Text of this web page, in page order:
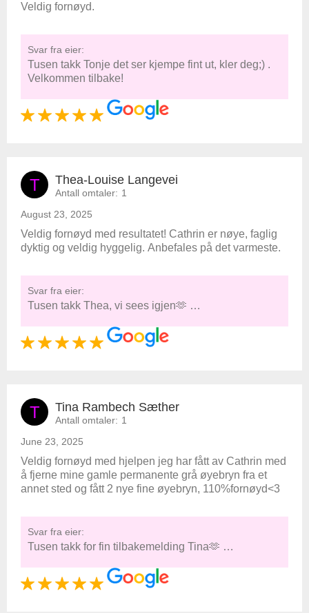
Veldig fornøyd.
Svar fra eier:
Tusen takk Tonje det ser kjempe fint ut, kler deg;) .
Velkommen tilbake!
T Thea-Louise Langevei
Antall omtaler: 1
August 23, 2025
Veldig fornøyd med resultatet! Cathrin er nøye, faglig
dyktig og veldig hyggelig. Anbefales på det varmeste.
Svar fra eier:
Tusen takk Thea, vi sees igjen🫶 …
T Tina Rambech Sæther
Antall omtaler: 1
June 23, 2025
Veldig fornøyd med hjelpen jeg har fått av Cathrin med
å fjerne mine gamle permanente grå øyebryn fra et
annet sted og fått 2 nye fine øyebryn, 110%fornøyd<3
Svar fra eier:
Tusen takk for fin tilbakemelding Tina🫶 …